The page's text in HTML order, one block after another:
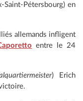
Saint-Pétersbourg) en
allemands infligent
entre le 24
) Erich